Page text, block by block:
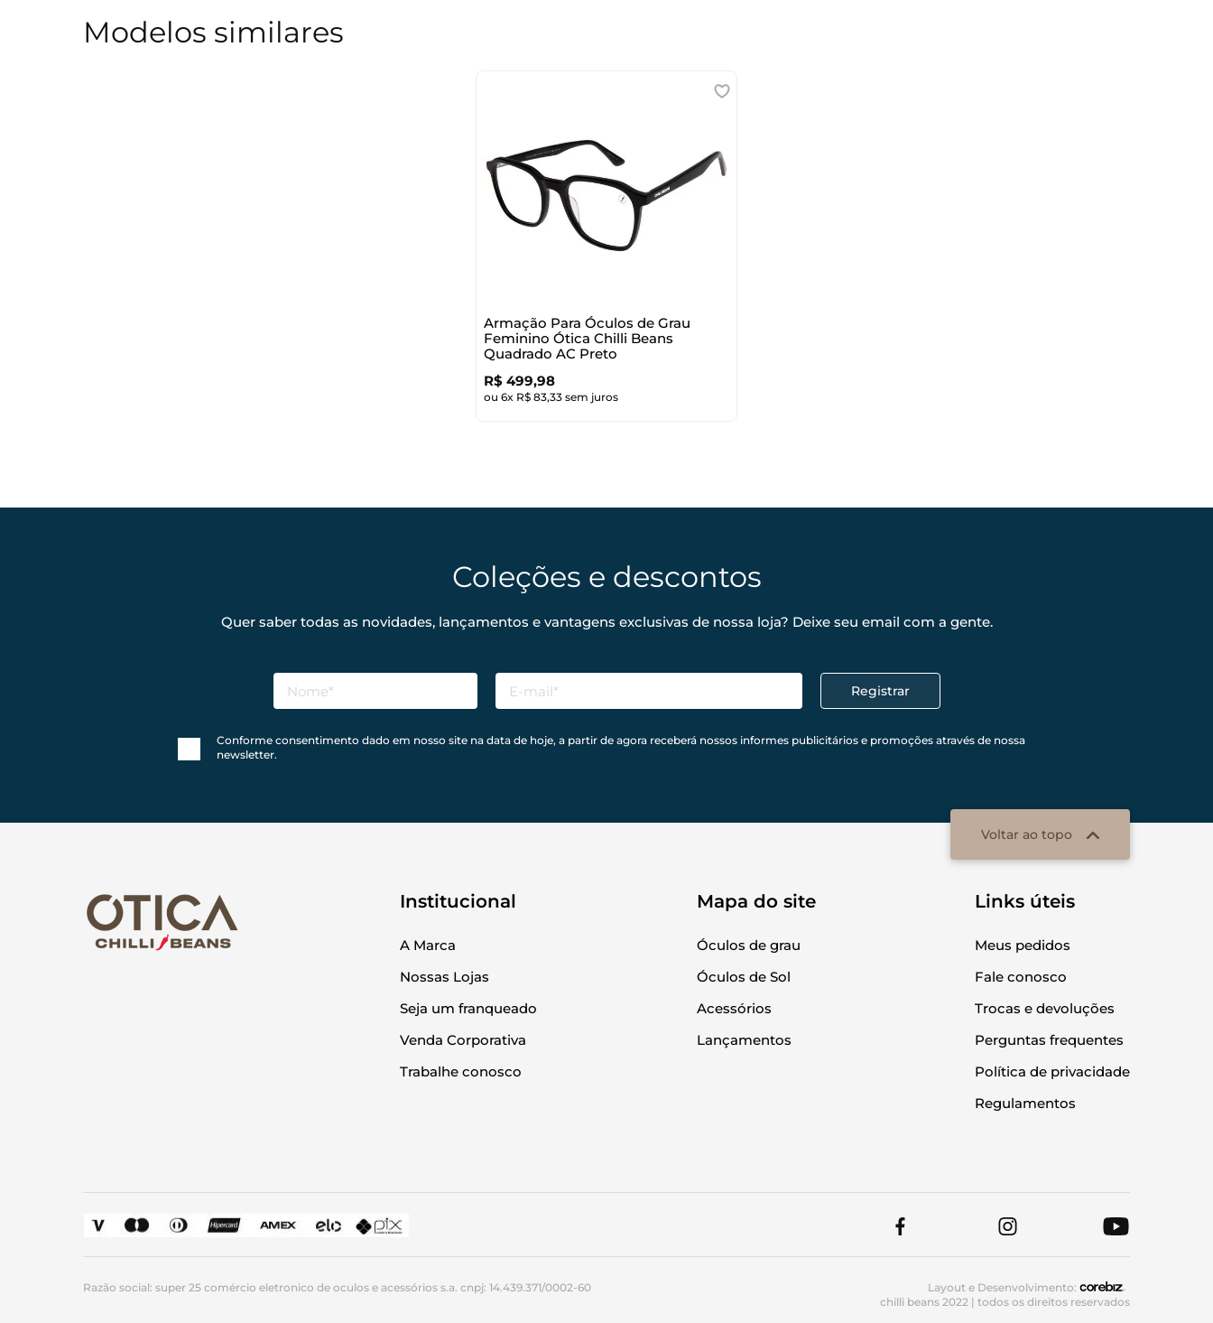
Modelos similares
Armação Para Óculos de Grau
Feminino Ótica Chilli Beans
Quadrado AC Preto
R$ 499,98
ou6x R$ 83,33 sem juros
Coleções e descontos
Quer saber todas as novidades, lançamentos e vantagens exclusivas de nossa loja? Deixe seu email com a gente.
Registrar
Conforme consentimento dado em nosso site na data de hoje, a partir de agora receberá nossos informes publicitários e promoções através de nossa
newsletter.
Voltar ao topo
Institucional
A Marca
Nossas Lojas
Seja um franqueado
Venda Corporativa
Trabalhe conosco
Mapa do site
Óculos de grau
Óculos de Sol
Acessórios
Lançamentos
Links úteis
Meus pedidos
Fale conosco
Trocas e devoluções
Perguntas frequentes
Política de privacidade
Regulamentos
Razão social: super 25 comércio eletronico de oculos e acessórios s.a. cnpj: 14.439.371/0002-60
Layout e Desenvolvimento:
chilli beans 2022 | todos os direitos reservados